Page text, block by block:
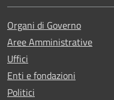
Organi di Governo
Aree Amministrative
Uffici
Enti e fondazioni
Politici